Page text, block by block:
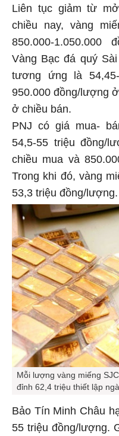
Liên tục giảm từ
chiều nay, vàng
850.000-1.050.000
Vàng Bạc đá quý
tương ứng là
950.000 đồng/lượng
ở chiều bán.
PNJ có giá mua-
54,5-55 triệu đồng/
chiều mua và
Trong khi đó, vàng
53,3 triệu đồng/lượng.
Mỗi lượng vàng miếng
đỉnh 62,4 triệu thiết lập
Bảo Tín Minh Châu
55 triệu đồng/lượng.